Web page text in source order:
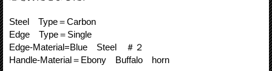
Steel Type＝Carbon
Edge Type＝Single
Edge-Material=Blue Steel ＃２
Handle-Material＝Ebony Buffalo horn